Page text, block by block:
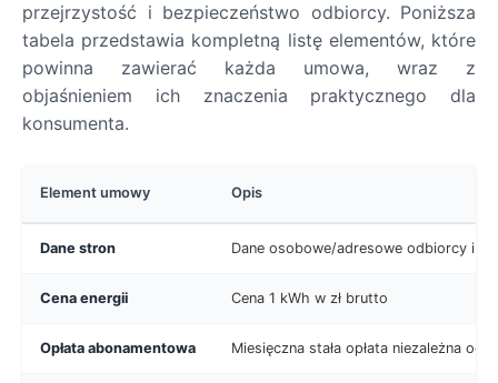
przejrzystość i bezpieczeństwo odbiorcy. Poniższa
tabela przedstawia kompletną listę elementów, które
powinna zawierać każda umowa, wraz z
objaśnieniem ich znaczenia praktycznego dla
konsumenta.
Element umowy Opis
Dane stron Dane osobowe/adresowe odbiorcy i
Cena energii Cena 1 kWh w zł brutto
Opłata abonamentowa Miesięczna stała opłata niezależna od